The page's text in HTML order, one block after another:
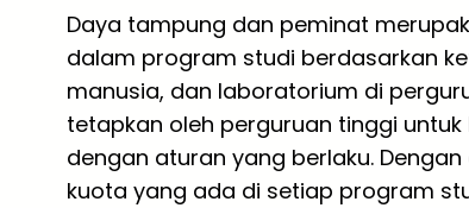
Daya tampung dan peminat
dalam program studi berdasarkan
manusia, dan laboratorium di
tetapkan oleh perguruan tinggi
dengan aturan yang berlaku.
kuota yang ada di setiap program